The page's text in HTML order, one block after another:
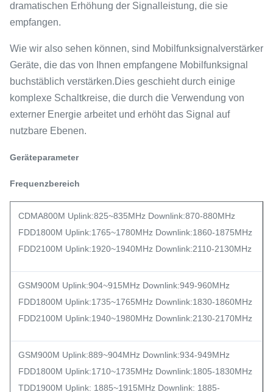
dramatischen Erhöhung der Signalleistung, die sie
empfangen.
Wie wir also sehen können, sind Mobilfunksignalverstärker
Geräte, die das von Ihnen empfangene Mobilfunksignal
buchstäblich verstärken.Dies geschieht durch einige
komplexe Schaltkreise, die durch die Verwendung von
externer Energie arbeitet und erhöht das Signal auf
nutzbare Ebenen.
Geräteparameter
Frequenzbereich
CDMA800M Uplink:825~835MHz Downlink:870-880MHz
FDD1800M Uplink:1765~1780MHz Downlink:1860-1875MHz
FDD2100M Uplink:1920~1940MHz Downlink:2110-2130MHz
GSM900M Uplink:904~915MHz Downlink:949-960MHz
FDD1800M Uplink:1735~1765MHz Downlink:1830-1860MHz
FDD2100M Uplink:1940~1980MHz Downlink:2130-2170MHz
GSM900M Uplink:889~904MHz Downlink:934-949MHz
FDD1800M Uplink:1710~1735MHz Downlink:1805-1830MHz
TDD1900M Uplink: 1885~1915MHz Downlink: 1885-